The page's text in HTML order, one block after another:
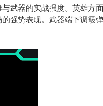
武器的实战强度。英雄
强势表现。武器端下调霰